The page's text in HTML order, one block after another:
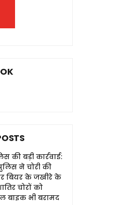
की बड़ी कार्रवाई:
ने चोरी की
बियर के जखीरे के
चोरों को
बाइक भी बरामद